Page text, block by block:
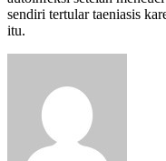
sendiri tertular taeniasis
itu.